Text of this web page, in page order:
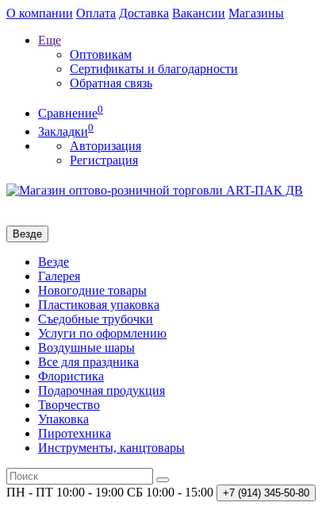
О компании Оплата Доставка Вакансии Магазины
Еще
Оптовикам
Сертификаты и благодарности
Обратная связь
Сравнение0
Закладки0
Авторизация
Регистрация
Везде
Везде
Галерея
Новогодние товары
Пластиковая упаковка
Съедобные трубочки
Услуги по оформлению
Воздушные шары
Все для праздника
Флористика
Подарочная продукция
Творчество
Упаковка
Пиротехника
Инструменты, канцтовары
ПН - ПТ 10:00 - 19:00 СБ 10:00 - 15:00 +7 (914) 345-50-80